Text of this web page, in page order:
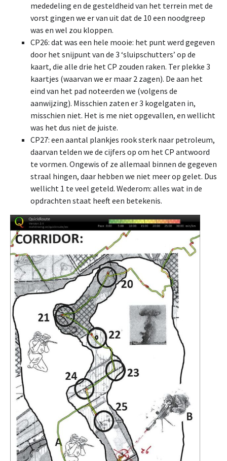
mededeling en de gesteldheid van het terrein met de
vorst gingen we er van uit dat de 10 een noodgreep
was en wel zou kloppen.
CP26: dat was een hele mooie: het punt werd gegeven
door het snijpunt van de 3 ‘sluipschutters’ op de
kaart, die alle drie het CP zouden raken. Ter plekke 3
kaartjes (waarvan we er maar 2 zagen). De aan het
eind van het pad noteerden we (volgens de
aanwijzing). Misschien zaten er 3 kogelgaten in,
misschien niet. Het is me niet opgevallen, en wellicht
was het dus niet de juiste.
CP27: een aantal plankjes rook sterk naar petroleum,
daarvan telden we de cijfers op om het CP antwoord
te vormen. Ongewis of ze allemaal binnen de gegeven
straal hingen, daar hebben we niet meer op gelet. Dus
wellicht 1 te veel geteld. Wederom: alles wat in de
opdrachten staat heeft een betekenis.